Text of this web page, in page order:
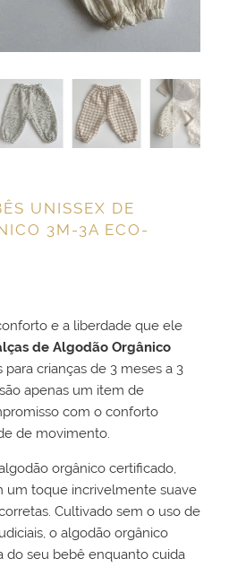
UNISSEX DE
3M-3A ECO-
e a liberdade que ele
de Algodão Orgânico
para crianças de 3 meses a 3
apenas um item de
com o conforto
de movimento.
orgânico certificado,
um toque incrivelmente suave
Cultivado sem o uso de
o algodão orgânico
do seu bebê enquanto cuida